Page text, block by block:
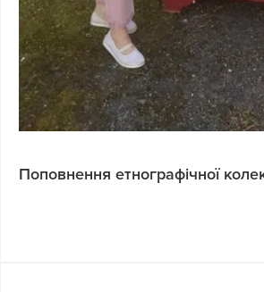
Поповнення етнографічної